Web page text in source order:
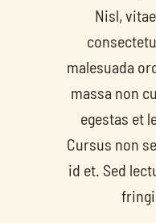
Nisl,
malesuada
massa non
egestas et
Cursus non
id et. Sed